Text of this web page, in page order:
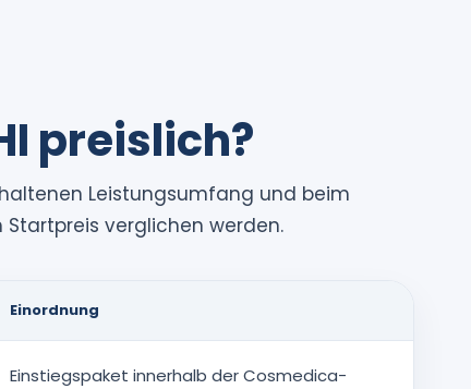
preislich?
Leistungsumfang und beim
Startpreis verglichen werden.
Einordnung
Einstiegspaket innerhalb der Cosmedica-